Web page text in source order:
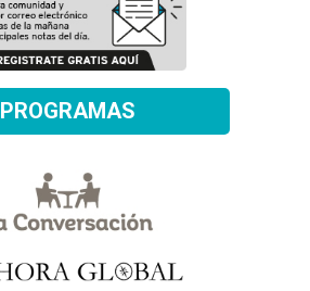
PROGRAMAS